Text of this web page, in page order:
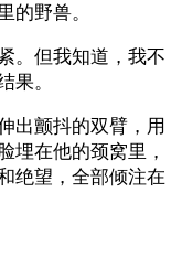
的野兽。
。但我知道，我不
果。
出颤抖的双臂，用
埋在他的颈窝里，
绝望，全部倾注在